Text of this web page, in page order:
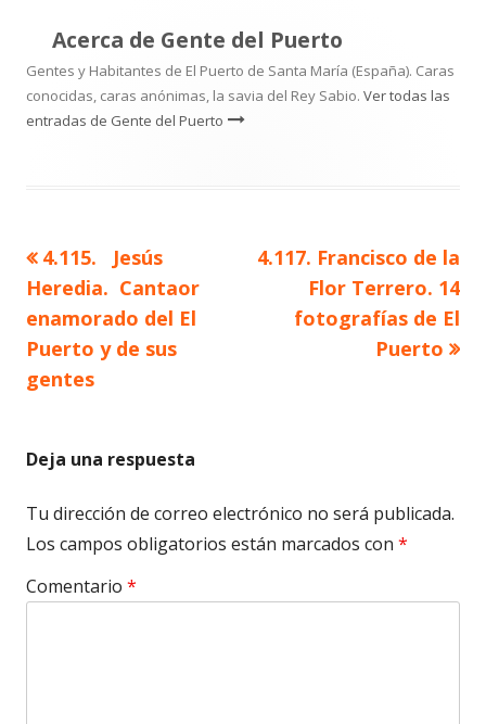
Acerca de Gente del Puerto
Gentes y Habitantes de El Puerto de Santa María (España). Caras
conocidas, caras anónimas, la savia del Rey Sabio. Ver todas las
entradas de Gente del Puerto
Navegación
de
entradas
Artículo
anterior
4.115. Jesús
Heredia. Cantaor
enamorado del El
Puerto y de sus
gentes
Artículo
siguiente
4.117. Francisco de la
Flor Terrero. 14
fotografías de El
Puerto
Deja una respuesta
Tu dirección de correo electrónico no será publicada.
Los campos obligatorios están marcados con *
Comentario *